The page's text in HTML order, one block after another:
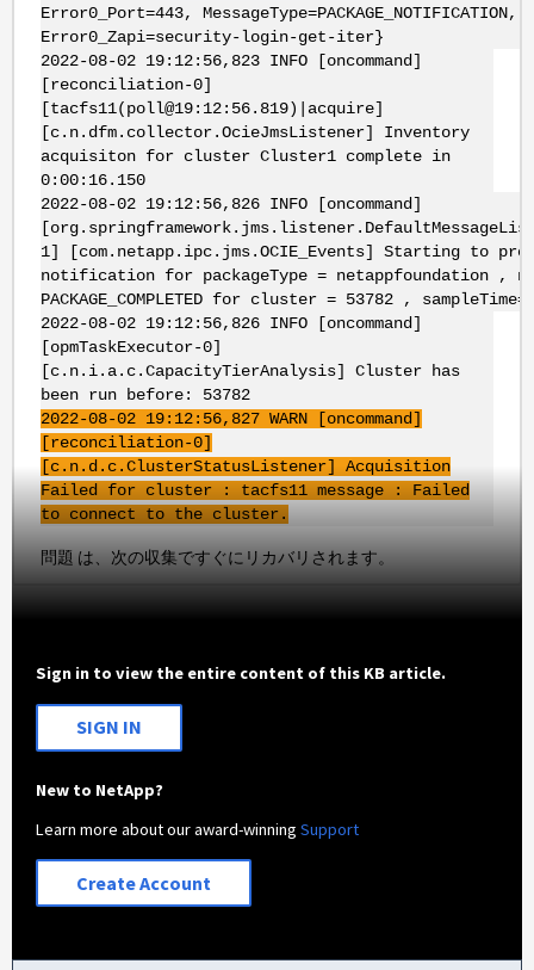
Error0_Port=443, MessageType=PACKAGE_NOTIFICATION,
Error0_Zapi=security-login-get-iter}
2022-08-02 19:12:56,823 INFO [oncommand]
[reconciliation-0]
[tacfs11(poll@19:12:56.819)|acquire]
[c.n.dfm.collector.OcieJmsListener] Inventory
acquisiton for cluster Cluster1 complete in
0:00:16.150
2022-08-02 19:12:56,826 INFO [oncommand]
1] [com.netapp.ipc.jms.OCIE_Events] Starting to
notification for packageType = netappfoundation ,
PACKAGE_COMPLETED for cluster = 53782 , sampleTime=
2022-08-02 19:12:56,826 INFO [oncommand]
[opmTaskExecutor-0]
[c.n.i.a.c.CapacityTierAnalysis] Cluster has
been run before: 53782
2022-08-02 19:12:56,827 WARN [oncommand]
[reconciliation-0]
[c.n.d.c.ClusterStatusListener] Acquisition
Failed for cluster : tacfs11 message : Failed
to connect to the cluster.
問題 は、次の収集ですぐにリカバリされます。
Sign in to view the entire content of this KB article.
SIGN IN
New to NetApp?
Learn more about our award-winningSupport
Create Account